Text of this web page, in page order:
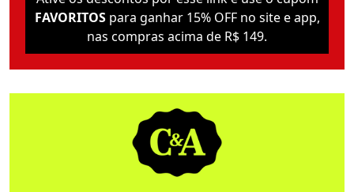
FAVORITOSpara ganhar 15% OFF no site e app,
nas compras acima de R$ 149.